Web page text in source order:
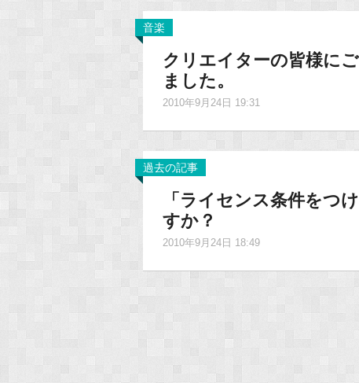
音楽
クリエイターの皆様に
ました。
2010年9月24日 19:31
過去の記事
「ライセンス条件をつ
すか？
2010年9月24日 18:49